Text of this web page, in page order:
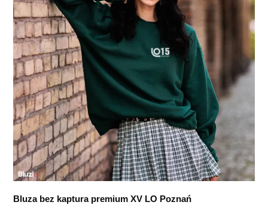
Bluza bez kaptura premium XV LO Poznań